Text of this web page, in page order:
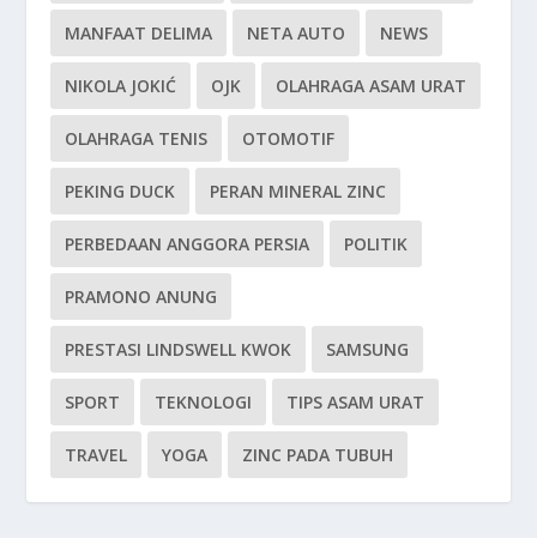
MANFAAT DELIMA NETA AUTO NEWS
NIKOLA JOKIĆ OJK OLAHRAGA ASAM URAT
OLAHRAGA TENIS OTOMOTIF
PEKING DUCK PERAN MINERAL ZINC
PERBEDAAN ANGGORA PERSIA POLITIK
PRAMONO ANUNG
PRESTASI LINDSWELL KWOK SAMSUNG
SPORT TEKNOLOGI TIPS ASAM URAT
TRAVEL YOGA ZINC PADA TUBUH